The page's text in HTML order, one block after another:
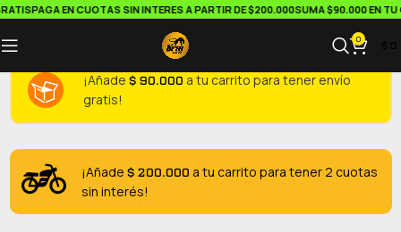
PAGA EN CUOTAS SIN INTERES A PARTIR DE $200.000SUMA $90.000 EN TU
0
¡Añade $90.000 a tu carrito para tener envío
gratis!
¡Añade $200.000 a tu carrito para tener 2 cuotas
sin interés!